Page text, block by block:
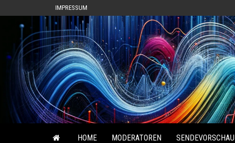
IMPRESSUM
HOME MODERATOREN SENDEVORSCHAU